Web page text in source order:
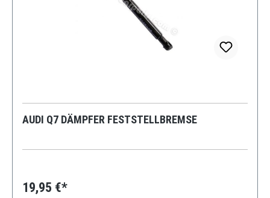
AUDI Q7 DÄMPFER FESTSTELLBREMSE
19,95 €*